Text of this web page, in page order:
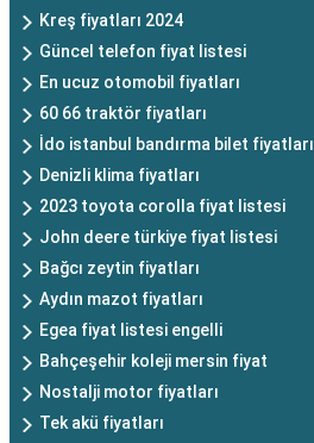
Kreş fiyatları 2024
Güncel telefon fiyat listesi
En ucuz otomobil fiyatları
60 66 traktör fiyatları
İdo istanbul bandırma bilet fiyatları
Denizli klima fiyatları
2023 toyota corolla fiyat listesi
John deere türkiye fiyat listesi
Bağcı zeytin fiyatları
Aydın mazot fiyatları
Egea fiyat listesi engelli
Bahçeşehir koleji mersin fiyat
Nostalji motor fiyatları
Tek akü fiyatları